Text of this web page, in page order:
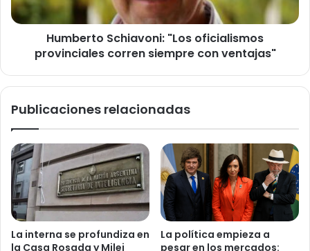
con
ventajas"
Humberto Schiavoni: "Los oficialismos
provinciales corren siempre con ventajas"
Publicaciones relacionadas
La interna se profundiza en
la Casa Rosada y Milei
La política empieza a
pesar en los mercados: